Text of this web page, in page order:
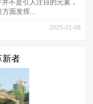
不是引人注目的元素，
面发挥...
2025-01-08
新者